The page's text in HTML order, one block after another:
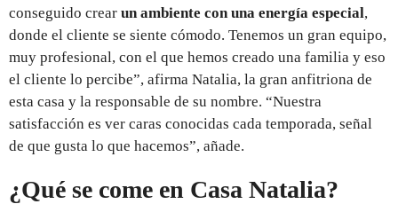
conseguido crear un ambiente con una energía especial,
donde el cliente se siente cómodo. Tenemos un gran equipo,
muy profesional, con el que hemos creado una familia y eso
el cliente lo percibe”, afirma Natalia, la gran anfitriona de
esta casa y la responsable de su nombre. “Nuestra
satisfacción es ver caras conocidas cada temporada, señal
de que gusta lo que hacemos”, añade.
¿Qué se come en Casa Natalia?